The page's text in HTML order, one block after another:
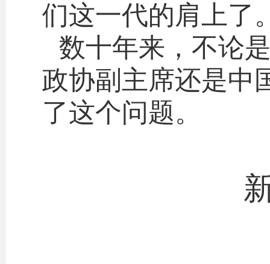
们这一代的肩上了
数十年来，不论
政协副主席还是中
了这个问题。